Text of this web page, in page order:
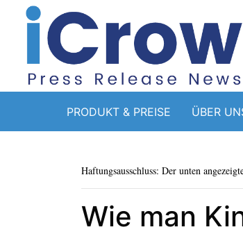
PRODUKT & PREISE ÜBER
Haftungsausschluss: Der unten
Wie man